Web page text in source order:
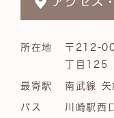
所在地
〒212-
丁目125
最寄駅 南武線 矢
バス
川崎駅西